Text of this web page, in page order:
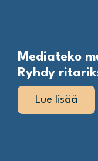
Mediateko
Ryhdy
Lue lisää